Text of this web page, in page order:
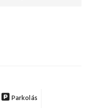
Parkolás